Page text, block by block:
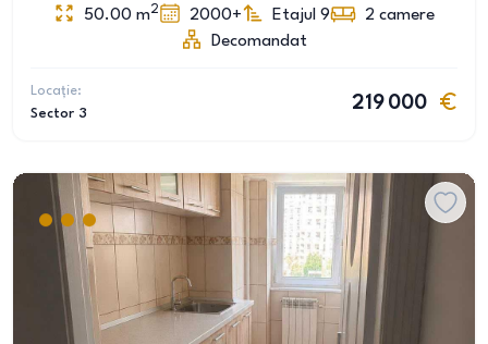
50.00 m2 2000+ Etajul 9 2 camere
Decomandat
Locație:
Sector 3
219 000